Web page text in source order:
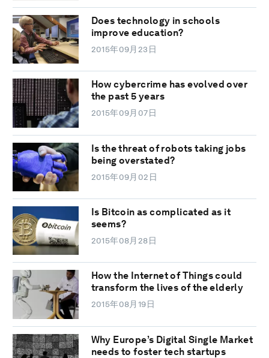
Does technology in schools
improve education?
2015年09月23日
How cybercrime has evolved over
the past 5 years
2015年09月07日
Is the threat of robots taking jobs
being overstated?
2015年09月02日
Is Bitcoin as complicated as it
seems?
2015年08月28日
How the Internet of Things could
transform the lives of the elderly
2015年08月19日
Why Europe’s Digital Single Market
needs to foster tech startups